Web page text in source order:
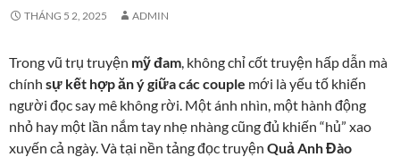
THÁNG 5 2, 2025 ADMIN
Trong vũ trụ truyện mỹ đam, không chỉ cốt truyện hấp dẫn mà
chính sự kết hợp ăn ý giữa các couple mới là yếu tố khiến
người đọc say mê không rời. Một ánh nhìn, một hành động
nhỏ hay một lần nắm tay nhẹ nhàng cũng đủ khiến “hủ” xao
xuyến cả ngày. Và tại nền tảng đọc truyện Quả Anh Đào